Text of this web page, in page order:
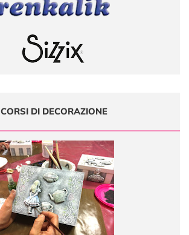
CORSI DI DECORAZIONE